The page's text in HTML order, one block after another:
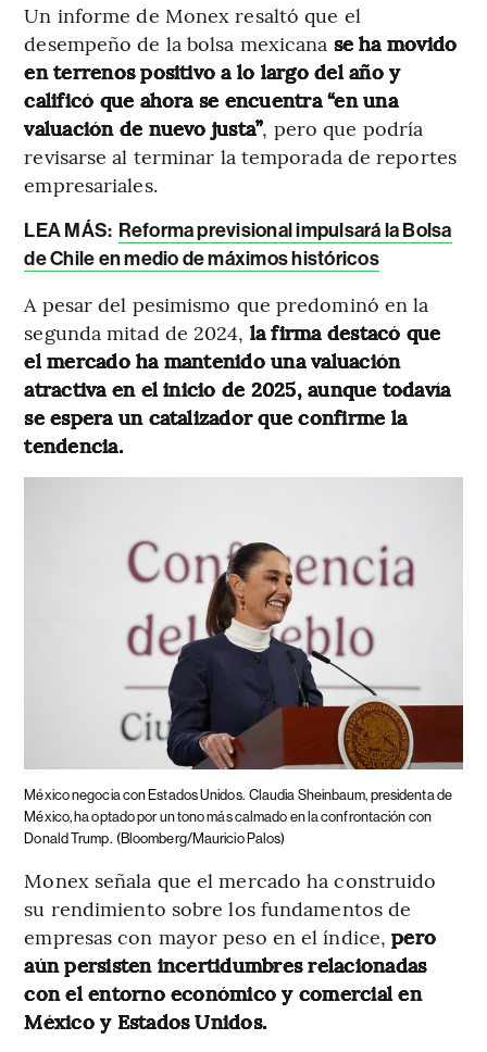
Un informe de Monex resaltó que el
desempeño de la bolsa mexicana se ha movido
en terrenos positivo a lo largo del año y
calificó que ahora se encuentra “en una
valuación de nuevo justa”, pero que podría
revisarse al terminar la temporada de reportes
empresariales.
LEA MÁS: Reforma previsional impulsará la Bolsa
de Chile en medio de máximos históricos
A pesar del pesimismo que predominó en la
segunda mitad de 2024, la firma destacó que
el mercado ha mantenido una valuación
atractiva en el inicio de 2025, aunque todavía
se espera un catalizador que confirme la
tendencia.
México negocia con Estados Unidos. Claudia Sheinbaum, presidenta de
México, ha optado por un tono más calmado en la confrontación con
Donald Trump. (Bloomberg/Mauricio Palos)
Monex señala que el mercado ha construido
su rendimiento sobre los fundamentos de
empresas con mayor peso en el índice,pero
aún persisten incertidumbres relacionadas
con el entorno económico y comercial en
México y Estados Unidos.